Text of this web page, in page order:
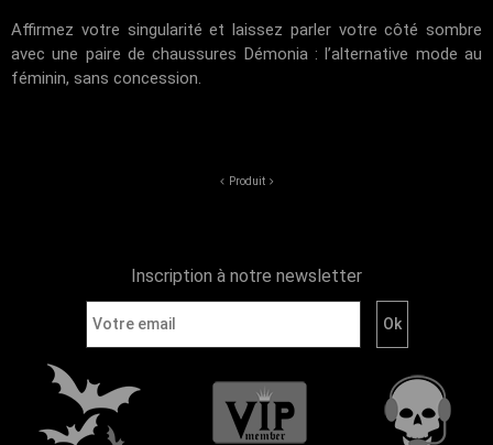
Affirmez votre singularité et laissez parler votre côté sombre
avec une paire de chaussures Démonia : l’alternative mode au
féminin, sans concession.
Produit
Inscription à notre newsletter